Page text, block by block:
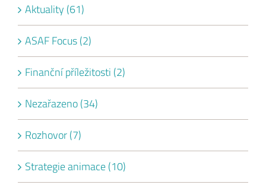
Aktuality (61)
ASAF Focus (2)
Finanční příležitosti (2)
Nezařazeno (34)
Rozhovor (7)
Strategie animace (10)